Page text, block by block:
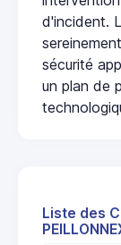
d'incident.
sécurité
un plan de
Liste des